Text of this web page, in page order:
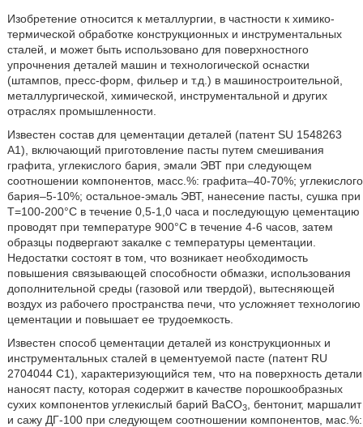
Изобретение относится к металлургии, в частности к химико-
термической обработке конструкционных и инструментальных
сталей, и может быть использовано для поверхностного
упрочнения деталей машин и технологической оснастки
(штампов, пресс-форм, фильер и т.д.) в машиностроительной,
металлургической, химической, инструментальной и других
отраслях промышленности.
Известен состав для цементации деталей (патент SU 1548263
A1), включающий приготовление пасты путем смешивания
графита, углекислого бария, эмали ЭВТ при следующем
соотношении компонентов, масс.%: графита–40-70%; углекислого
бария–5-10%; остальное-эмаль ЭВТ, нанесение пасты, сушка при
Т=100-200°C в течение 0,5-1,0 часа и последующую цементацию
проводят при температуре 900°C в течение 4-6 часов, затем
образцы подвергают закалке с температуры цементации.
Недостатки состоят в том, что возникает необходимость
повышения связывающей способности обмазки, использования
дополнительной среды (газовой или твердой), вытесняющей
воздух из рабочего пространства печи, что усложняет технологию
цементации и повышает ее трудоемкость.
Известен способ цементации деталей из конструкционных и
инструментальных сталей в цементуемой пасте (патент RU
2704044 С1), характеризующийся тем, что на поверхность детали
наносят пасту, которая содержит в качестве порошкообразных
сухих компонентов углекислый барий ВаСО3, бентонит, маршалит
и сажу ДГ-100 при следующем соотношении компонентов, мас.%: